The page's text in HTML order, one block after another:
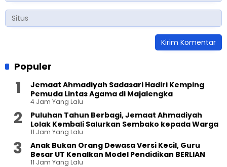
Populer
Jemaat Ahmadiyah Sadasari Hadiri Kemping
Pemuda Lintas Agama di Majalengka
4 Jam Yang Lalu
Puluhan Tahun Berbagi, Jemaat Ahmadiyah
Lolak Kembali Salurkan Sembako kepada Warga
11 Jam Yang Lalu
Anak Bukan Orang Dewasa Versi Kecil, Guru
Besar UT Kenalkan Model Pendidikan BERLIAN
11 Jam Yang Lalu